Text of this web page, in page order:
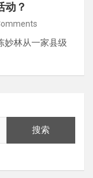
动？
妙林从一家县级
搜索